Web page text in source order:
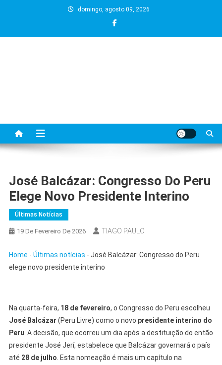
domingo, agosto 09, 2026
José Balcázar: Congresso Do Peru
Elege Novo Presidente Interino
Últimas Notícias
19 De Fevereiro De 2026 TIAGO PAULO
Home - Últimas notícias - José Balcázar: Congresso do Peru
elege novo presidente interino
Na quarta-feira, 18 de fevereiro, o Congresso do Peru escolheu
José Balcázar (Peru Livre) como o novo presidente interino do
Peru . A decisão, que ocorreu um dia após a destituição do então
presidente José Jerí, estabelece que Balcázar governará o país
até 28 de julho . Esta nomeação é mais um capítulo na